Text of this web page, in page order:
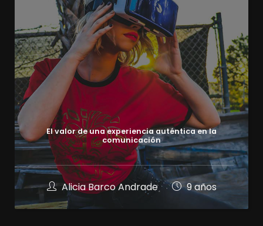
El valor de una experiencia auténtica en la
comunicación
Alicia Barco Andrade 9 años